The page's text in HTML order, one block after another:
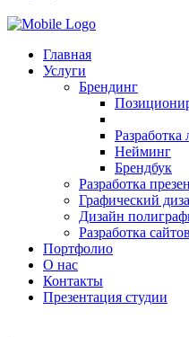
Главная
Услуги
Брендинг
Разработка
Нейминг
Брендбук
Разработка
Графический
Дизайн
Разработка сайтов
Портфолио
О нас
Контакты
Презентация студии